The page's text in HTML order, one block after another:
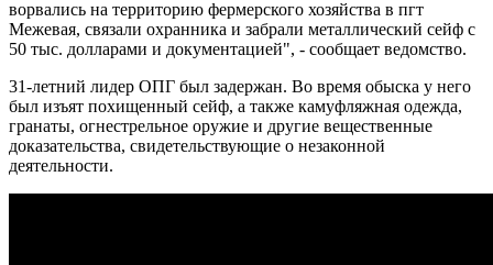
ворвались на территорию фермерского хозяйства в пгт
Межевая, связали охранника и забрали металлический сейф с
50 тыс. долларами и документацией", - сообщает ведомство.
31-летний лидер ОПГ был задержан. Во время обыска у него
был изъят похищенный сейф, а также камуфляжная одежда,
гранаты, огнестрельное оружие и другие вещественные
доказательства, свидетельствующие о незаконной
деятельности.